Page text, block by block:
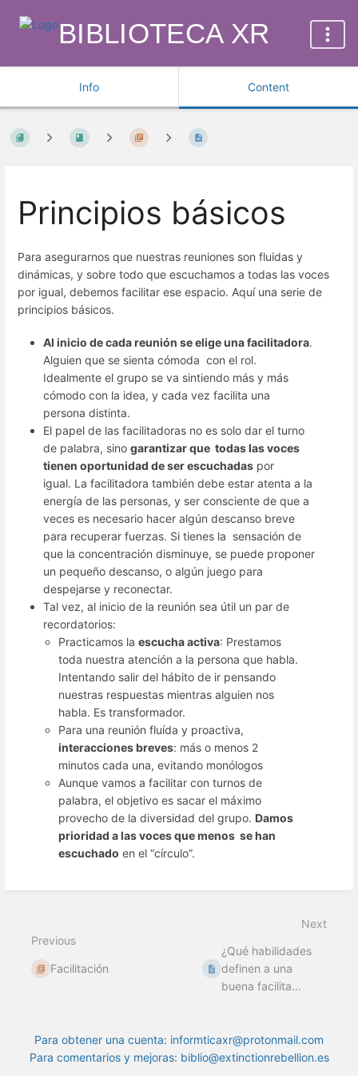
BIBLIOTECA XR
Info Content
Principios básicos
Para asegurarnos que nuestras reuniones son fluidas y
dinámicas, y sobre todo que escuchamos a todas las voces
por igual, debemos facilitar ese espacio. Aquí una serie de
principios básicos.
Al inicio de cada reunión se elige una facilitadora.
Alguien que se sienta cómoda con el rol.
Idealmente el grupo se va sintiendo más y más
cómodo con la idea, y cada vez facilita una
persona distinta.
El papel de las facilitadoras no es solo dar el turno
de palabra, sino garantizar que todas las voces
tienen oportunidad de ser escuchadas por
igual. La facilitadora también debe estar atenta a la
energía de las personas, y ser consciente de que a
veces es necesario hacer algún descanso breve
para recuperar fuerzas. Si tienes la sensación de
que la concentración disminuye, se puede proponer
un pequeño descanso, o algún juego para
despejarse y reconectar.
Tal vez, al inicio de la reunión sea útil un par de
recordatorios:
Practicamos laescucha activa: Prestamos
toda nuestra atención a la persona que habla.
Intentando salir del hábito de ir pensando
nuestras respuestas mientras alguien nos
habla. Es transformador.
Para una reunión fluída y proactiva,
interacciones breves: más o menos 2
minutos cada una, evitando monólogos
Aunque vamos a facilitar con turnos de
palabra, el objetivo es sacar el máximo
provecho de la diversidad del grupo. Damos
prioridad a las voces que menosse han
escuchado en el “círculo”.
Previous
Facilitación
Next
¿Qué habilidades
definen a una
buena facilita...
Para obtener una cuenta: informticaxr@protonmail.com
Para comentarios y mejoras: biblio@extinctionrebellion.es